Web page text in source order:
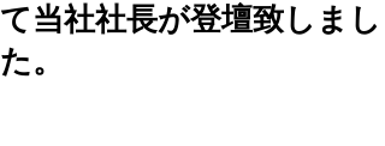
て当社社長が登壇致しまし
た。